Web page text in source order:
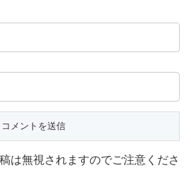
は無視されますのでご注意くださ